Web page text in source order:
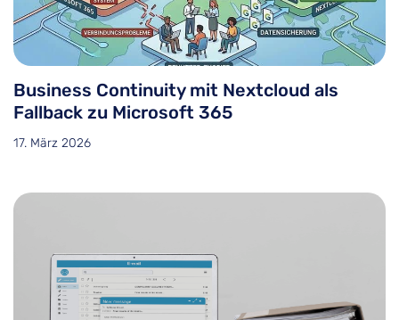
Business Continuity mit Nextcloud als
Fallback zu Microsoft 365
17. März 2026